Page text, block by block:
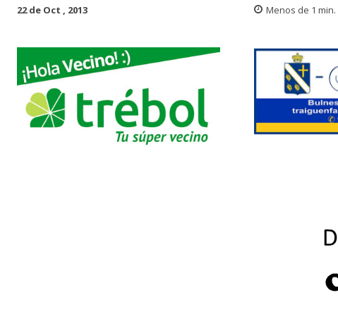
22 de Oct , 2013 Menos de 1 min.